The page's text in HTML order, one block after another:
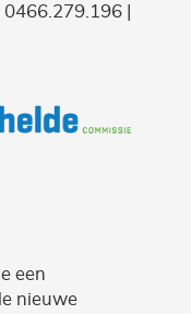
0466.279.196 |
een
nieuwe